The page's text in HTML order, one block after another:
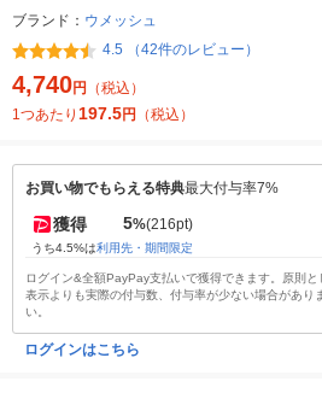
ブランド： ウメッシュ
4.5 （42件のレビュー）
4,740円
（税込）
1つあたり 197.5円 （税込）
お買い物でもらえる特典最大付与率7%
獲得 5%(216pt)
うち4.5%は利用先・期間限定
ログイン&全額PayPay支払いで獲得できます。原則と
表示よりも実際の付与数、付与率が少ない場合があり
い。
ログインはこちら